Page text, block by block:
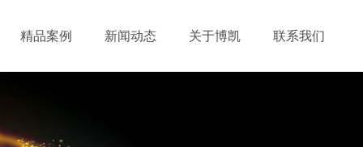
精品案例 新闻动态 关于博凯 联系我们